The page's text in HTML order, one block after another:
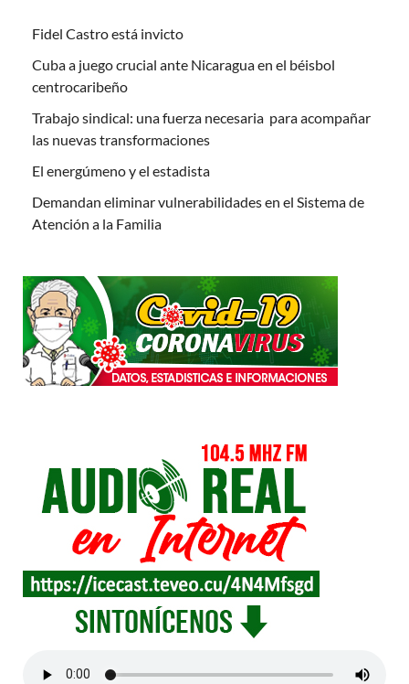
Fidel Castro está invicto
Cuba a juego crucial ante Nicaragua en el béisbol
centrocaribeño
Trabajo sindical: una fuerza necesaria para acompañar
las nuevas transformaciones
El energúmeno y el estadista
Demandan eliminar vulnerabilidades en el Sistema de
Atención a la Familia